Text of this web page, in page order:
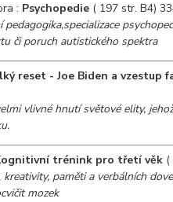
: Psychopedie ( 197 str. B4)
či poruch autistického spektra
reset - Joe Biden a vzestup
vlivné hnutí světové elity,
trénink pro třetí věk (
paměti a verbálních
mozek